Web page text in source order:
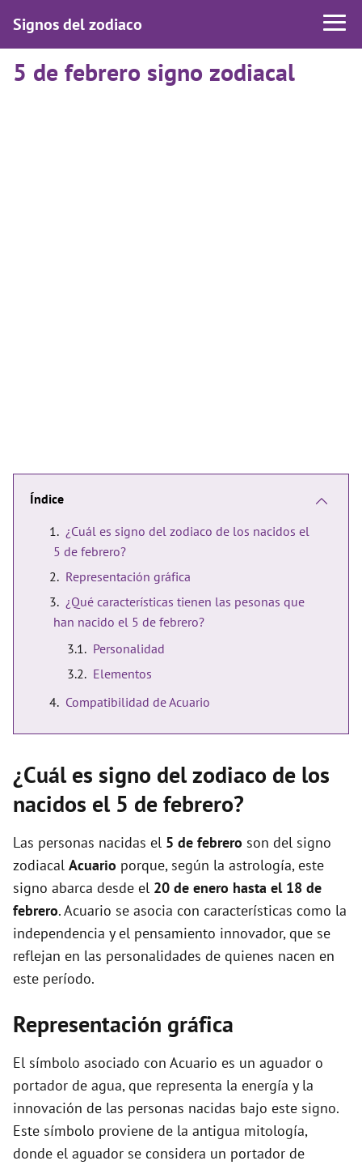
Signos del zodiaco
5 de febrero signo zodiacal
Índice
¿Cuál es signo del zodiaco de los nacidos el
5 de febrero?
Representación gráfica
¿Qué características tienen las pesonas que
han nacido el 5 de febrero?
Personalidad
Elementos
Compatibilidad de Acuario
¿Cuál es signo del zodiaco de los
nacidos el 5 de febrero?
Las personas nacidas el 5 de febrero son del signo
zodiacal Acuario porque, según la astrología, este
signo abarca desde el 20 de enero hasta el 18 de
febrero. Acuario se asocia con características como la
independencia y el pensamiento innovador, que se
reflejan en las personalidades de quienes nacen en
este período.
Representación gráfica
El símbolo asociado con Acuario es un aguador o
portador de agua, que representa la energía y la
innovación de las personas nacidas bajo este signo.
Este símbolo proviene de la antigua mitología,
donde el aguador se considera un portador de